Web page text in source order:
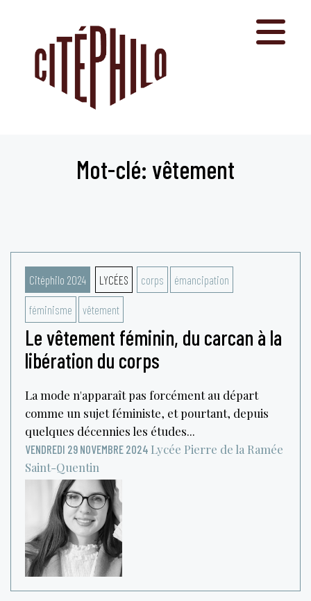
Mot-clé: vêtement
Citéphilo 2024 LYCÉES corps émancipation
féminisme vêtement
Le vêtement féminin, du carcan à la
libération du corps
La mode n'apparaît pas forcément au départ
comme un sujet féministe, et pourtant, depuis
quelques décennies les études...
VENDREDI 29 NOVEMBRE 2024 Lycée Pierre de la Ramée
Saint-Quentin